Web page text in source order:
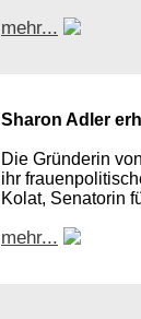
mehr...
Sharon Adler
Die Gründerin
ihr
Kolat, Senatorin
mehr...